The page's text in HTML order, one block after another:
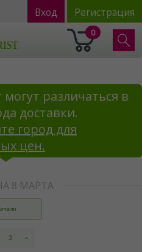
Вход Регистрация
0
различаться в
доставки.
город для
цен.
8 МАРТА
3 »